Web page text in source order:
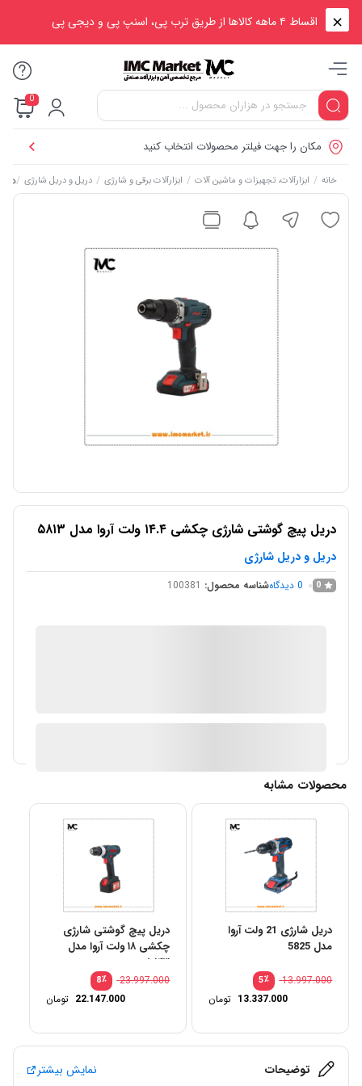
اقساط ۴ ماهه کالاها از طریق ترب پی، اسنپ پی و دیجی پی
0
مکان را جهت فیلتر محصولات انتخاب کنید
خانه / ابزارآلات، تجهیزات و ماشین آلات / ابزارآلات برقی و شارژی / دریل و دریل شارژی /دریل
دریل پیچ گوشتی شارژی چکشی ۱۴.۴ ولت آروا مدل ۵۸۱۳
دریل و دریل شارژی
0
0 دیدگاهشناسه محصول: 100381
محصولات مشابه
دریل شارژی 21 ولت آروا
مدل 5825
٪5
13.997.000
13.337.000 تومان
دریل پیچ گوشتی شارژی
چکشی ۱۸ ولت آروا مدل
۵۸۴۳
٪8
23.997.000
22.147.000 تومان
توضیحات نمایش بیشتر